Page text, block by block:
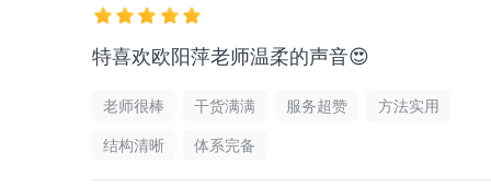
特喜欢欧阳萍老师温柔的声音😍
老师很棒 干货满满 服务超赞
方法实用
结构清晰
体系完备